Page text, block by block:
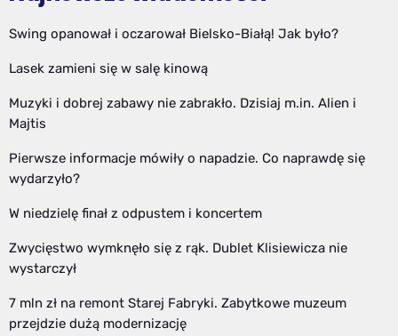
Swing opanował i oczarował Bielsko-Białą! Jak było?
Lasek zamieni się w salę kinową
Muzyki i dobrej zabawy nie zabrakło. Dzisiaj m.in. Alien i
Majtis
Pierwsze informacje mówiły o napadzie. Co naprawdę się
wydarzyło?
W niedzielę finał z odpustem i koncertem
Zwycięstwo wymknęło się z rąk. Dublet Klisiewicza nie
wystarczył
7 mln zł na remont Starej Fabryki. Zabytkowe muzeum
przejdzie dużą modernizację